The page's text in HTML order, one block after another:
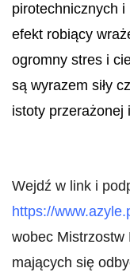
pirotechnicznych
efekt robiący
ogromny stres i
są wyrazem siły
istoty przerażonej
Wejdź w link i
https://
wobec Mistrzostw
mających się